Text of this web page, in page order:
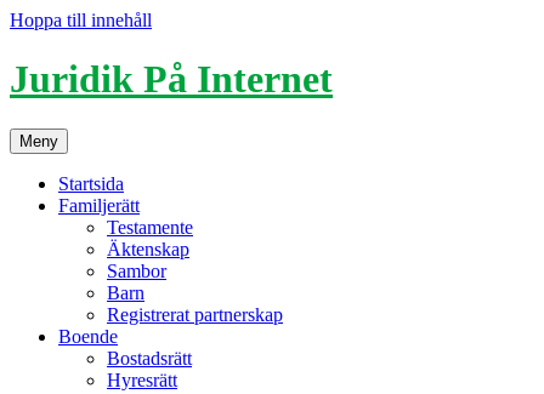
Hoppa till innehåll
Juridik På Internet
Meny
Startsida
Familjerätt
Testamente
Äktenskap
Sambor
Barn
Registrerat partnerskap
Boende
Bostadsrätt
Hyresrätt